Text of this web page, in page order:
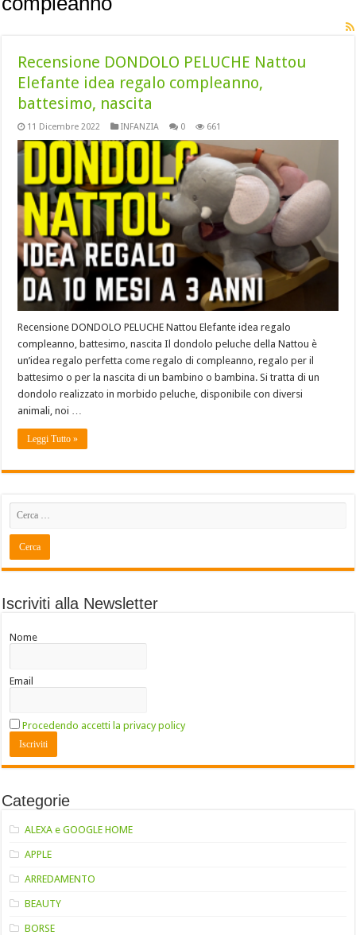
Recensione DONDOLO PELUCHE Nattou
Elefante idea regalo compleanno,
battesimo, nascita
11 Dicembre 2022 INFANZIA 0 661
Recensione DONDOLO PELUCHE Nattou Elefante idea regalo
compleanno, battesimo, nascita Il dondolo peluche della Nattou è
un’idea regalo perfetta come regalo di compleanno, regalo per il
battesimo o per la nascita di un bambino o bambina. Si tratta di un
dondolo realizzato in morbido peluche, disponibile con diversi
animali, noi …
Leggi Tutto »
Iscriviti alla Newsletter
Nome
Email
Procedendo accetti la privacy policy
Categorie
ALEXA e GOOGLE HOME
APPLE
ARREDAMENTO
BEAUTY
BORSE